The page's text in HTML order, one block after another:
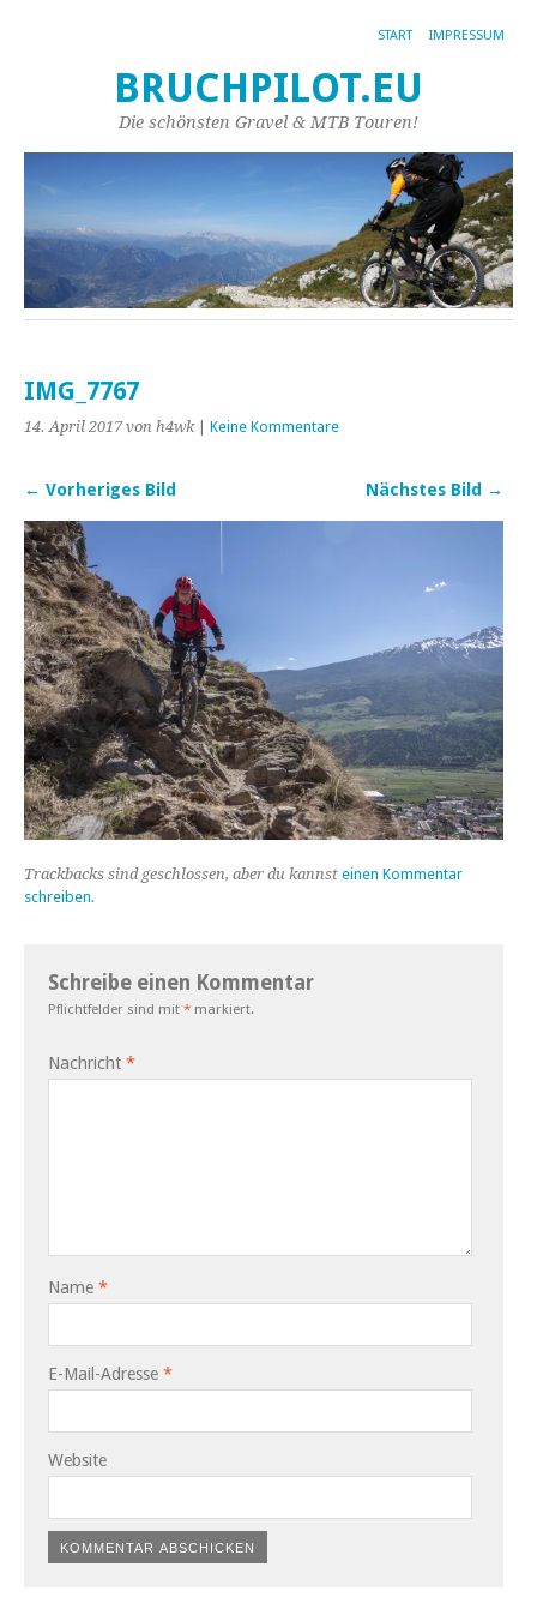
START IMPRESSUM
BRUCHPILOT.EU
Die schönsten Gravel & MTB Touren!
IMG_7767
14. April 2017 von h4wk| Keine Kommentare
← Vorheriges Bild Nächstes Bild →
Trackbacks sind geschlossen, aber du kannst einen Kommentar
schreiben.
Schreibe einen Kommentar
Pflichtfelder sind mit * markiert.
Nachricht *
Name *
E-Mail-Adresse *
Website